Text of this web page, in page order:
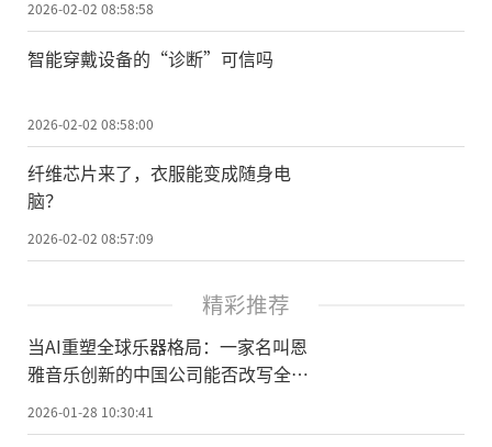
2026-02-02 08:58:58
智能穿戴设备的“诊断”可信吗
2026-02-02 08:58:00
纤维芯片来了，衣服能变成随身电
脑？
2026-02-02 08:57:09
精彩推荐
当AI重塑全球乐器格局：一家名叫恩
雅音乐创新的中国公司能否改写全球
乐器创新史？
2026-01-28 10:30:41